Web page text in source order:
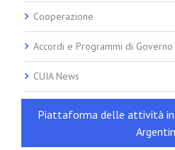
Cooperazione
Accordi e Programmi di Governo
CUIA News
Piattaforma delle attività